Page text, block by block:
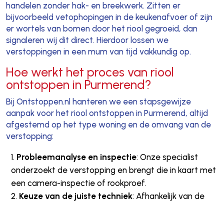
handelen zonder hak- en breekwerk. Zitten er
bijvoorbeeld vetophopingen in de keukenafvoer of zijn
er wortels van bomen door het riool gegroeid, dan
signaleren wij dit direct. Hierdoor lossen we
verstoppingen in een mum van tijd vakkundig op.
Hoe werkt het proces van riool
ontstoppen in Purmerend?
Bij Ontstoppen.nl hanteren we een stapsgewijze
aanpak voor het riool ontstoppen in Purmerend, altijd
afgestemd op het type woning en de omvang van de
verstopping:
Probleemanalyse en inspectie: Onze specialist
onderzoekt de verstopping en brengt die in kaart met
een camera-inspectie of rookproef.
Keuze van de juiste techniek: Afhankelijk van de